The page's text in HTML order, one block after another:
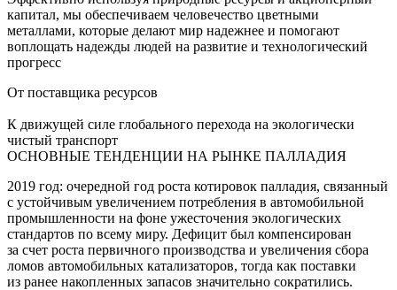
капитал, мы обеспечиваем человечество цветными
металлами, которые делают мир надежнее и помогают
воплощать надежды людей на развитие и технологический
прогресс
От поставщика ресурсов
К движущей силе глобального перехода на экологически
чистый транспорт
ОСНОВНЫЕ ТЕНДЕНЦИИ НА РЫНКЕ ПАЛЛАДИЯ
2019 год: очередной год роста котировок палладия, связанный
с устойчивым увеличением потребления в автомобильной
промышленности на фоне ужесточения экологических
стандартов по всему миру. Дефицит был компенсирован
за счет роста первичного производства и увеличения сбора
ломов автомобильных катализаторов, тогда как поставки
из ранее накопленных запасов значительно сократились.